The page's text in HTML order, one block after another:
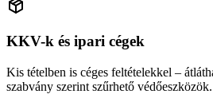
KKV-k és ipari cégek
Kis tételben is céges feltételekkel –
szabvány szerint szűrhető védőeszközök.